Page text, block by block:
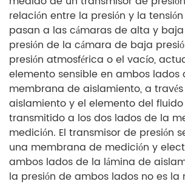
relación entre la presión y la
pasan a las cámaras de alta y baja
presión de la cámara de baja
presión atmosférica o el vacío,
elemento sensible en ambos lados
membrana de aislamiento, a
aislamiento y el elemento del
transmitido a los dos lados de la
medición. El transmisor de presión
una membrana de medición y
ambos lados de la lámina de
la presión de ambos lados no es la